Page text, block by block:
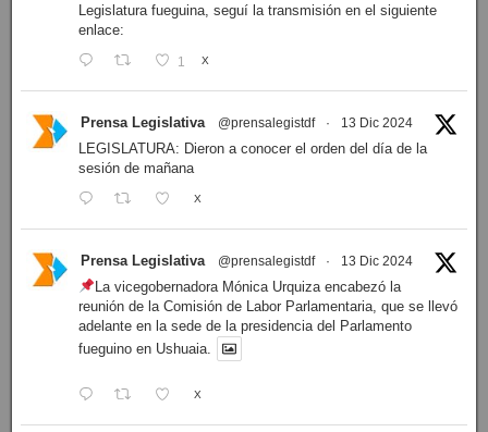
Legislatura fueguina, seguí la transmisión en el siguiente
enlace:
1 X
Prensa Legislativa @prensalegistdf · 13 Dic 2024
LEGISLATURA: Dieron a conocer el orden del día de la
sesión de mañana
X
Prensa Legislativa @prensalegistdf · 13 Dic 2024
La vicegobernadora Mónica Urquiza encabezó la
reunión de la Comisión de Labor Parlamentaria, que se llevó
adelante en la sede de la presidencia del Parlamento
fueguino en Ushuaia.
X